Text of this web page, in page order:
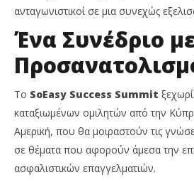
ανταγωνιστικοί σε μια συνεχώς
Ένα Συνέδριο
Το SoEasy Success Summit
καταξιωμένων ομιλητών από την
Αμερική, που θα μοιραστούν τις
σε θέματα που αφορούν άμεσα την
ασφαλιστικών επαγγελματιών.